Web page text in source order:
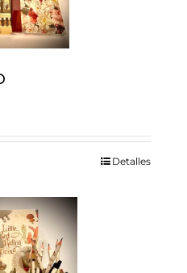
Detalles